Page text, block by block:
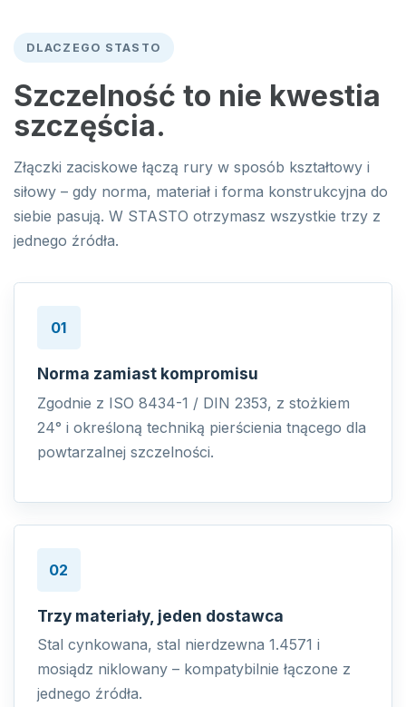
DLACZEGO STASTO
Szczelność to nie kwestia
szczęścia.
Złączki zaciskowe łączą rury w sposób kształtowy i
siłowy – gdy norma, materiał i forma konstrukcyjna do
siebie pasują. W STASTO otrzymasz wszystkie trzy z
jednego źródła.
01
Norma zamiast kompromisu
Zgodnie z ISO 8434-1 / DIN 2353, z stożkiem
24° i określoną techniką pierścienia tnącego dla
powtarzalnej szczelności.
02
Trzy materiały, jeden dostawca
Stal cynkowana, stal nierdzewna 1.4571 i
mosiądz niklowany – kompatybilnie łączone z
jednego źródła.